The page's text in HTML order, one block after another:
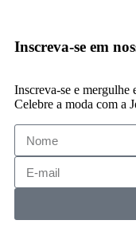
Inscreva-se em
Inscreva-se e mergulhe
Celebre a moda com a